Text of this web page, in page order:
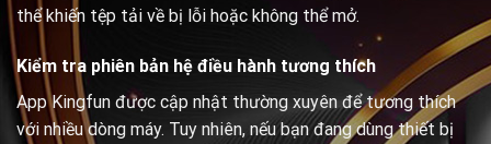
thể khiến tệp tải về bị lỗi hoặc không thể mở.
Kiểm tra phiên bản hệ điều hành tương thích
App Kingfun được cập nhật thường xuyên để tương thích
với nhiều dòng máy. Tuy nhiên, nếu bạn đang dùng thiết bị